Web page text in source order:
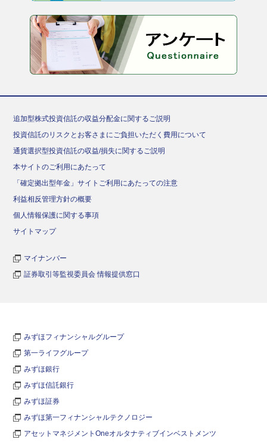
追加型株式投資信託の収益分配金に関するご説明
投資信託のリスクとお客さまにご負担いただく費用について
通貨選択型投資信託の収益/損失に関するご説明
本サイトのご利用にあたって
「確定拠出型年金」サイトご利用にあたっての注意
利益相反管理方針の概要
個人情報保護に関する事項
サイトマップ
マイナンバー
証券取引等監視委員会 情報提供窓口
みずほフィナンシャルグループ
第一ライフグループ
みずほ銀行
みずほ信託銀行
みずほ証券
みずほ第一フィナンシャルテクノロジー
アセットマネジメントOneオルタナティブインベストメンツ